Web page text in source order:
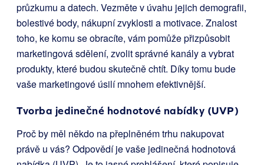
průzkumu a datech. Vezměte v úvahu jejich demografii,
bolestivé body, nákupní zvyklosti a motivace. Znalost
toho, ke komu se obracíte, vám pomůže přizpůsobit
marketingová sdělení, zvolit správné kanály a vybrat
produkty, které budou skutečně chtít. Díky tomu bude
vaše marketingové úsilí mnohem efektivnější.
Tvorba jedinečné hodnotové nabídky (UVP)
Proč by měl někdo na přeplněném trhu nakupovat
právě u vás? Odpovědí je vaše jedinečná hodnotová